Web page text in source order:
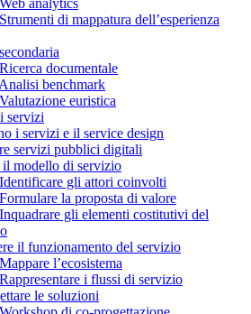
analytics
di mappatura dell’esperienza
documentale
benchmark
euristica
servizi
i servizi e il service design
servizi pubblici digitali
modello di servizio
gli attori coinvolti
la proposta di valore
gli elementi costitutivi del
il funzionamento del servizio
l’ecosistema
i flussi di servizio
le soluzioni